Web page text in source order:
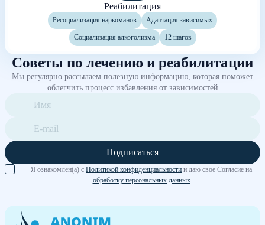
Реабилитация
Ресоциализация наркоманов Адаптация зависимых
Социализация алкоголизма 12 шагов
Советы по лечению и реабилитации
Мы регулярно рассылаем полезную информацию, которая поможет
облегчить процесс избавления от зависимостей
Подписаться
Я ознакомлен(а) с Политикой конфиденциальности и даю свое Согласие на
обработку персональных данных